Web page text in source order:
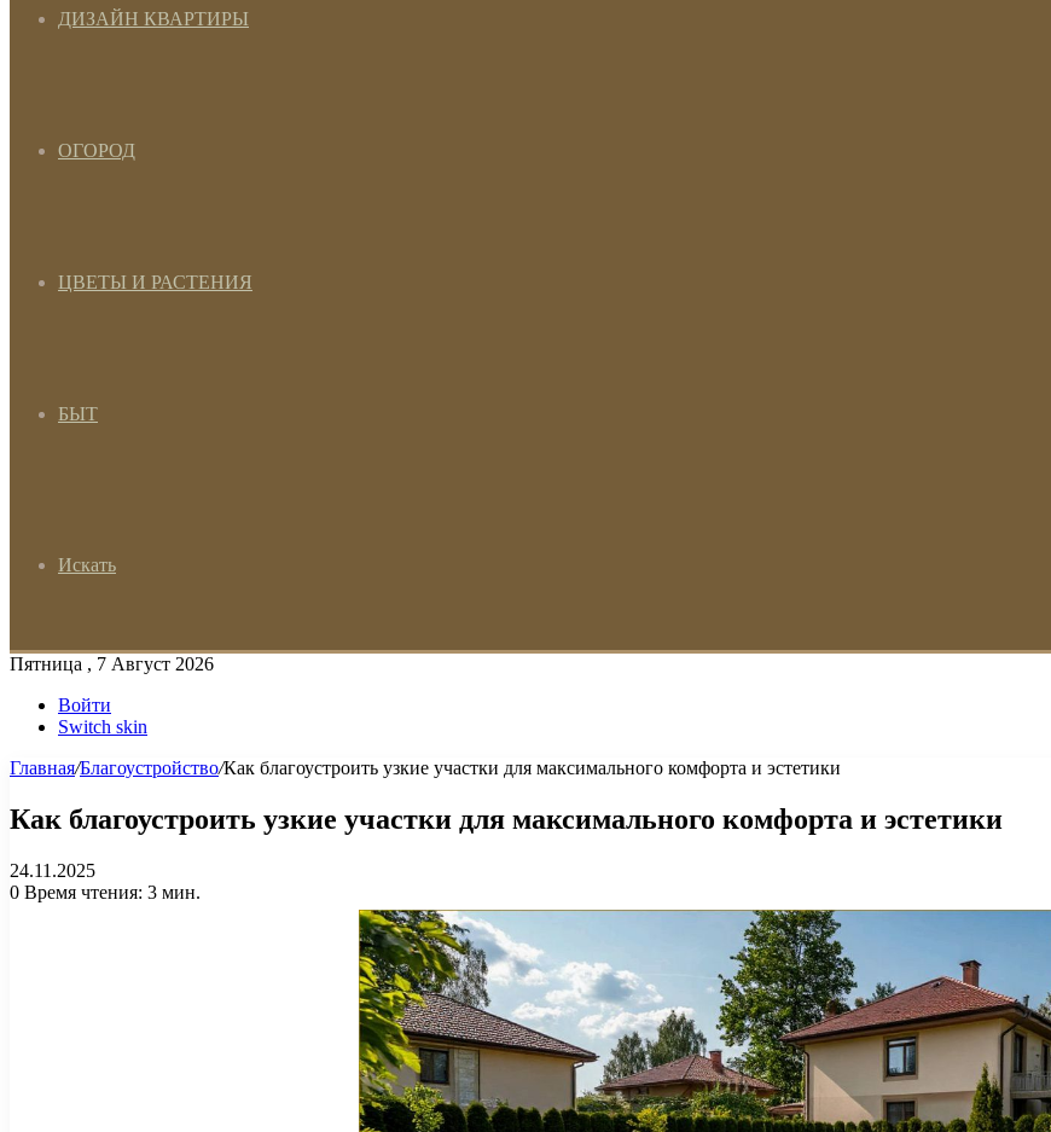
ДИЗАЙН КВАРТИРЫ
ОГОРОД
ЦВЕТЫ И РАСТЕНИЯ
БЫТ
Искать
Пятница , 7 Август 2026
Войти
Switch skin
Главная/Благоустройство/Как благоустроить узкие участки для максимального комфорта и эстетики
Как благоустроить узкие участки для максимального комфорта и эстетики
24.11.2025
0 Время чтения: 3 мин.